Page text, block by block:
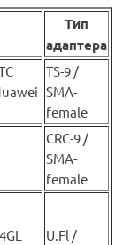
Тип
адаптера
TS-9 /
SMA-
female
CRC-9 /
SMA-
female
U.Fl /